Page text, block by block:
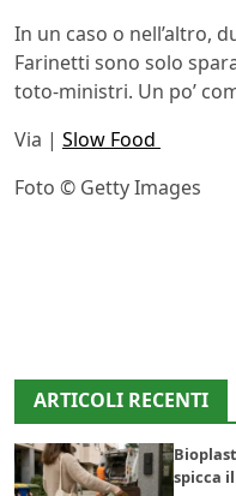
In un caso o nell’altro,
Farinetti sono solo
toto-ministri. Un po’
Via | Slow Food
Foto © Getty Images
ARTICOLI RECENTI
spicca